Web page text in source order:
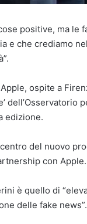
positive, ma le
e che crediamo
ospite a
edizione.
del nuovo
con Apple.
è quello di
delle fake news”.